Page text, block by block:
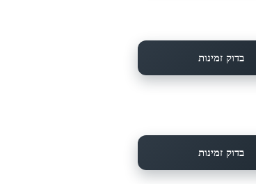
בדוק זמינות
בדוק זמינות